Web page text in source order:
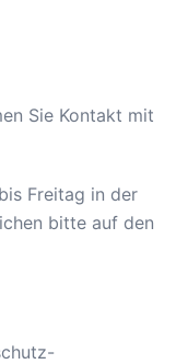
Sie Kontakt mit
Freitag in der
bitte auf den